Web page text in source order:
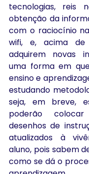
tecnologias, reis
obtenção da
com o raciocínio
wifi, e, acima
adquirem novas
uma forma em
ensino e
estudando
seja, em breve,
poderão
desenhos de
atualizados à
aluno, pois sabem
como se dá o